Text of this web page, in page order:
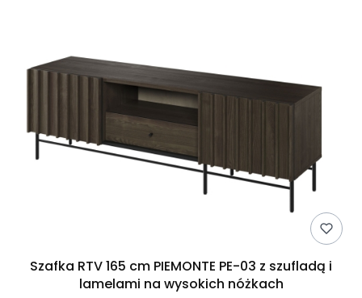
Szafka RTV 165 cm PIEMONTE PE-03 z szufladą i
lamelami na wysokich nóżkach